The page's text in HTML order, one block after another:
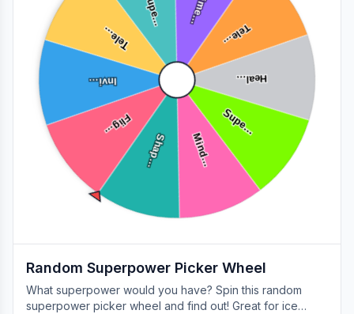
Flig…
Tele…
Time…
Tele…
Heal…
Supe…
Mind…
Shap…
Random Superpower Picker Wheel
What superpower would you have? Spin this random
superpower picker wheel and find out! Great for ice